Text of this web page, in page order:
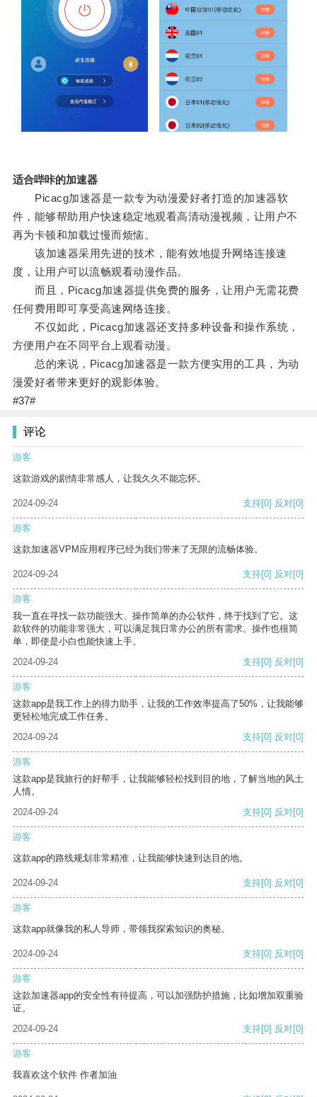
适合哔咔的加速器
Picacg加速器是一款专为动漫爱好者打造的加速器软
件，能够帮助用户快速稳定地观看高清动漫视频，让用户不
再为卡顿和加载过慢而烦恼。
该加速器采用先进的技术，能有效地提升网络连接速
度，让用户可以流畅观看动漫作品。
而且，Picacg加速器提供免费的服务，让用户无需花费
任何费用即可享受高速网络连接。
不仅如此，Picacg加速器还支持多种设备和操作系统，
方便用户在不同平台上观看动漫。
总的来说，Picacg加速器是一款方便实用的工具，为动
漫爱好者带来更好的观影体验。
#37#
评论
游客
这款游戏的剧情非常感人，让我久久不能忘怀。
2024-09-24 支持[0] 反对[0]
游客
这款加速器VPM应用程序已经为我们带来了无限的流畅体验。
2024-09-24 支持[0] 反对[0]
游客
我一直在寻找一款功能强大、操作简单的办公软件，终于找到了它。这
款软件的功能非常强大，可以满足我日常办公的所有需求。操作也很简
单，即使是小白也能快速上手。
2024-09-24
支持[0] 反对[0]
游客
这款app是我工作上的得力助手，让我的工作效率提高了50%，让我能够
更轻松地完成工作任务。
2024-09-24
支持[0] 反对[0]
游客
这款app是我旅行的好帮手，让我能够轻松找到目的地，了解当地的风土
人情。
2024-09-24
支持[0] 反对[0]
游客
这款app的路线规划非常精准，让我能够快速到达目的地。
2024-09-24 支持[0] 反对[0]
游客
这款app就像我的私人导师，带领我探索知识的奥秘。
2024-09-24 支持[0] 反对[0]
游客
这款加速器app的安全性有待提高，可以加强防护措施，比如增加双重验
证。
2024-09-24
支持[0] 反对[0]
游客
我喜欢这个软件 作者加油